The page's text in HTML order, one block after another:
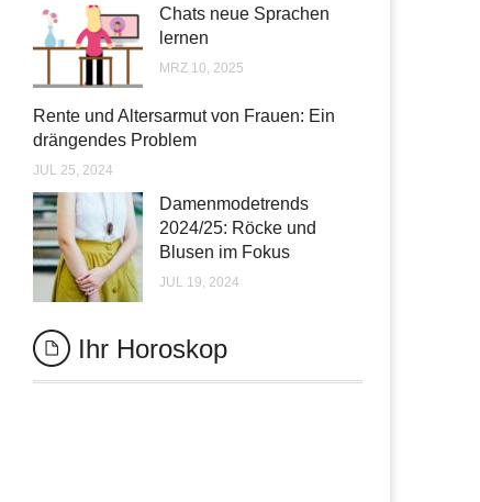
Chats neue Sprachen
lernen
MRZ 10, 2025
Rente und Altersarmut von Frauen: Ein
drängendes Problem
JUL 25, 2024
Damenmodetrends
2024/25: Röcke und
Blusen im Fokus
JUL 19, 2024
Ihr Horoskop